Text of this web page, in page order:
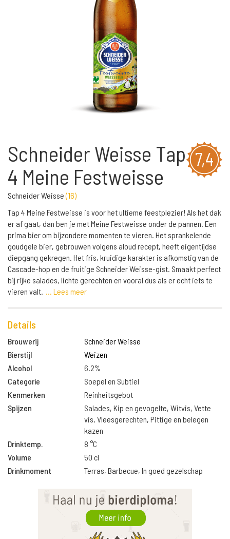
7,4
Schneider Weisse Tap
4 Meine Festweisse
Schneider Weisse(16)
Tap 4 Meine Festweisse is voor het ultieme feestplezier! Als het dak
er af gaat, dan ben je met Meine Festweisse onder de pannen. Een
prima bier om bijzondere momenten te vieren. Het sprankelende
goudgele bier, gebrouwen volgens aloud recept, heeft eigentijdse
diepgang gekregen. Het fris, kruidige karakter is afkomstig van de
Cascade-hop en de fruitige Schneider Weisse-gist. Smaakt perfect
bij rijke salades, lichte gerechten en vooral dus als er echt iets te
vieren valt. ... Lees meer
Details
Brouwerij
Schneider Weisse
Bierstijl
Weizen
Alcohol
6.2%
Categorie
Soepel en Subtiel
Kenmerken
Reinheitsgebot
Spijzen
Salades, Kip en gevogelte, Witvis, Vette
vis, Vleesgerechten, Pittige en belegen
kazen
Drinktemp.
8 °C
Volume
50 cl
Drinkmoment
Terras, Barbecue, In goed gezelschap